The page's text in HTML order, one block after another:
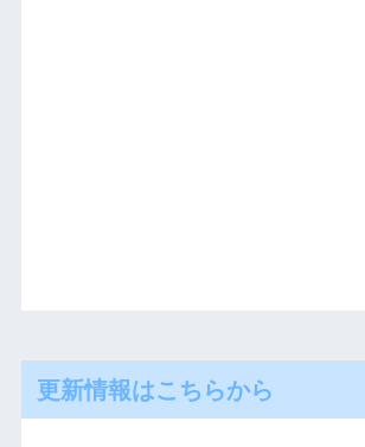
更新情報はこちらから